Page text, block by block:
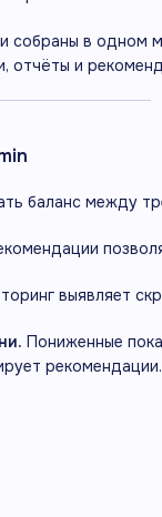
собраны в одном
отчёты и
баланс между
выявляет
Пониженные
рекомендации.